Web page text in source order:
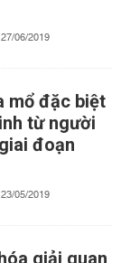
06/2019
mổ đặc biệt
từ người
đoạn
05/2019
giải quan